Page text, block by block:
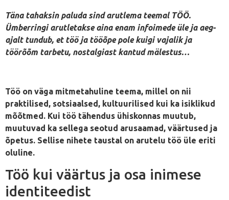
Täna tahaksin paluda sind arutlema teemal TÖÖ.
Ümberringi arutletakse aina enam infoimede üle ja aeg-
ajalt tundub, et töö ja tööõpe pole kuigi vajalik ja
töörõõm tarbetu, nostalgiast kantud mälestus…
Töö on väga mitmetahuline teema, millel on nii
praktilised, sotsiaalsed, kultuurilised kui ka isiklikud
mõõtmed. Kui töö tähendus ühiskonnas muutub,
muutuvad ka sellega seotud arusaamad, väärtused ja
õpetus. Sellise nihete taustal on arutelu töö üle eriti
oluline.
Töö kui väärtus ja osa inimese
identiteedist